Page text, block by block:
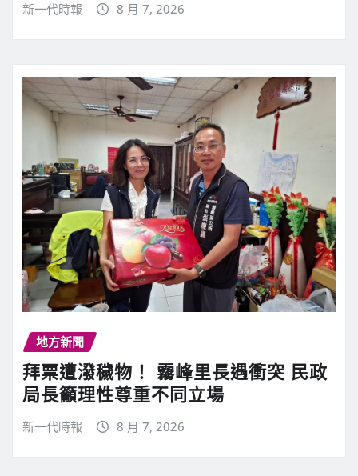
新一代時報 8 月 7, 2026
地方新聞
拜票遭潑穢物！ 霧峰里長遇衝突 民政
局長籲理性尊重不同立場
新一代時報 8 月 7, 2026